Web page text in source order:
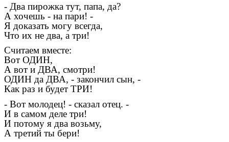
- Два пирожка тут, папа, да?
А хочешь - на пари! -
Я доказать могу всегда,
Что их не два, а три!
Считаем вместе:
Вот ОДИН,
А вот и ДВА, смотри!
ОДИН да ДВА, - закончил сын, -
Как раз и будет ТРИ!
- Вот молодец! - сказал отец. -
И в самом деле три!
И потому я два возьму,
А третий ты бери!